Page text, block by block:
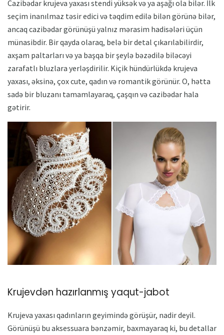
Cazibədar krujeva yaxası stendi yüksək və ya aşağı ola bilər. İlk
seçim inanılmaz təsir edici və təqdim edilə bilən görünə bilər,
ancaq cazibədar görünüşü yalnız mərasim hadisələri üçün
münasibdir. Bir qayda olaraq, belə bir detal çıkarılabilirdir,
axşam paltarları və ya başqa bir şeylə bəzədilə biləcəyi
zarafatlı bluzlara yerləşdirilir. Kiçik hündürlükdə krujeva
yaxası, əksinə, çox cute, qadın və romantik görünür. O, hətta
sadə bir bluzanı tamamlayaraq, çaşqın və cazibədar hala
gətirir.
Krujevdən hazırlanmış yaqut-jabot
Krujeva yaxası qadınların geyimində görüşür, nadir deyil.
Görünüşü bu aksessuara bənzəmir, baxmayaraq ki, bu detallar